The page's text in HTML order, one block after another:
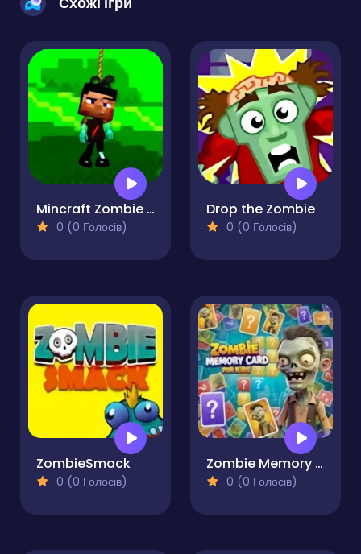
Mincraft Zombie Survival
0 (0 Голосів)
Drop the Zombie
0 (0 Голосів)
ZombieSmack
0 (0 Голосів)
Zombie Memory Card for Kids
0 (0 Голосів)